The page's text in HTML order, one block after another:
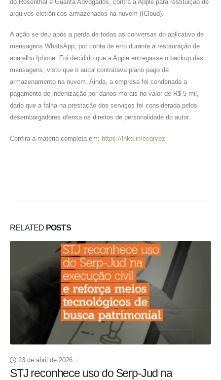
do Rosenthal e Guaritá Advogados, contra a Apple para restituição de
arquivos eletrônicos armazenados na nuvem (ICloud).
A ação se deu após a perda de todas as conversas do aplicativo de
mensagens WhatsApp, por conta de erro durante a restauração de
aparelho Iphone. Foi decidido que a Apple entregasse o backup das
mensagens, visto que o autor contratava plano pago de
armazenamento na nuvem. Ainda, a empresa foi condenada a
pagamento de indenização por danos morais no valor de R$ 5 mil,
dado que a falha na prestação dos serviços foi considerada pelos
desembargadores ofensa os direitos de personalidade do autor.
Confira a matéria completa em: https://lnkd.in/eearyez
RELATED POSTS
23 de abril de 2026
STJ reconhece uso do Serp-Jud na